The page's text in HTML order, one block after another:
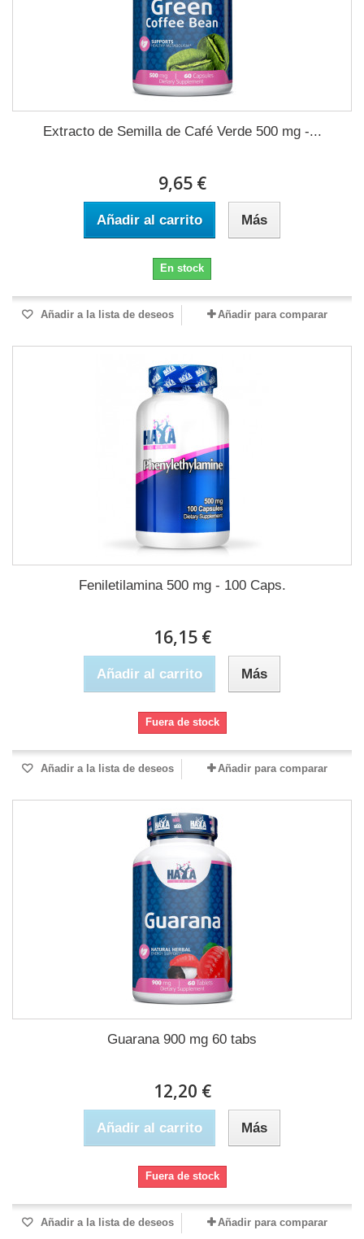
Extracto de Semilla de Café Verde 500 mg -...
9,65 €
Añadir al carrito Más
En stock
Añadir a la lista de deseos Añadir para comparar
Feniletilamina 500 mg - 100 Caps.
16,15 €
Añadir al carrito Más
Fuera de stock
Añadir a la lista de deseos Añadir para comparar
Guarana 900 mg 60 tabs
12,20 €
Añadir al carrito Más
Fuera de stock
Añadir a la lista de deseos Añadir para comparar